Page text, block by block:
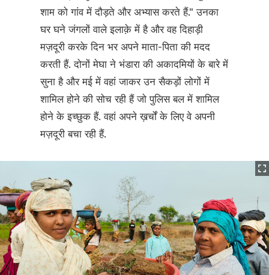
शाम को गांव में दौड़ते और अभ्यास करते हैं." उनका
घर घने जंगलों वाले इलाक़े में है और वह दिहाड़ी
मज़दूरी करके दिन भर अपने माता-पिता की मदद
करती हैं. दोनों मेघा ने भंडारा की अकादमियों के बारे में
सुना है और मई में वहां जाकर उन सैकड़ों लोगों में
शामिल होने की सोच रही हैं जो पुलिस बल में शामिल
होने के इच्छुक हैं. वहां अपने ख़र्चों के लिए वे अपनी
मज़दूरी बचा रही हैं.